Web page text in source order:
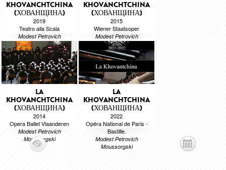
KHOVANCHTCHINA
(ХОВАНЩИНА)
2019
Teatro alla Scala
Modest Petrovich
Moussorgski
KHOVANCHTCHINA
(ХОВАНЩИНА)
2015
Wiener Staatsoper
Modest Petrovich
Moussorgski
LA
KHOVANCHTCHINA
(ХОВАНЩИНА)
2014
Opera Ballet Vlaanderen
Modest Petrovich
Moussorgski
LA
KHOVANCHTCHINA
(ХОВАНЩИНА)
2022
Opéra National de Paris -
Bastille.
Modest Petrovich
Moussorgski